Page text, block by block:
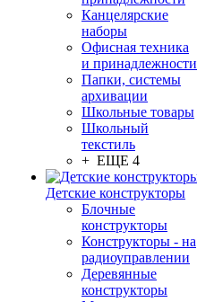
Канцелярские
наборы
Офисная техника
и принадлежности
Папки, системы
архивации
Школьные товары
Школьный
текстиль
+ ЕЩЕ 4
Детские конструкторы
Блочные
конструкторы
Конструкторы - на
радиоуправлении
Деревянные
конструкторы